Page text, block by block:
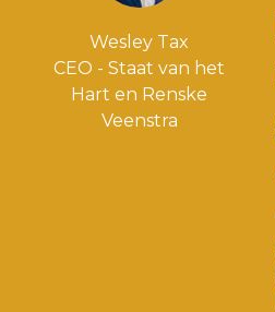
Wesley Tax
CEO - Staat van het
Hart en Renske
Veenstra